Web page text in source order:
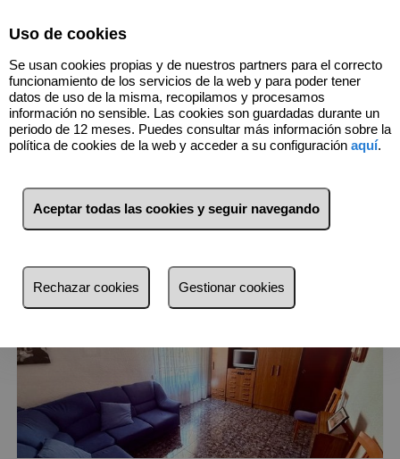
11 Inmuebles Barcelona (Barcelona)
más reciente
Menos reciente
Caros
Grandes
Uso de cookies
Se usan cookies propias y de nuestros partners para el correcto
funcionamiento de los servicios de la web y para poder tener
datos de uso de la misma, recopilamos y procesamos
información no sensible. Las cookies son guardadas durante un
periodo de 12 meses. Puedes consultar más información sobre la
política de cookies de la web y acceder a su configuración aquí.
Aceptar todas las cookies y seguir navegando
Rechazar cookies Gestionar cookies